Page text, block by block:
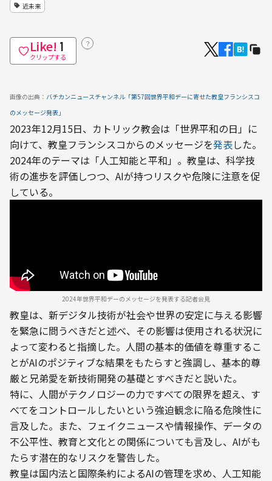
近未来
Like! 1
クリップする
？
画像の出典： バチカンニュースチャンネル「第57回世界平和デーに寄せた教皇フランシスコ
のメッセージ発表」
2023年12月15日、カトリック教会は「世界平和の日」に
向けて、教皇フランシスコからのメッセージを発表した。
2024年のテーマは「人工知能と平和」。教皇は、科学技
術の進歩を評価しつつ、AIが持つリスクや危険に注意を促
している。
2024年世界平和デーのメッセージを発表する記者会見
教皇は、新デジタル技術が社会や世界の安定に与える影響
を緊急に問うべきだと述べ、その影響は使用される状況に
よって変わると指摘した。人間の基本的価値を尊重するこ
とがAIのポジティブな結果をもたらすと強調し、基本的尊
厳と兄弟愛を新技術開発の基礎とすべきだと説いた。
特に、人間がテクノロジーの力ですべての限界を超え、す
べてをコントロールしたいという強迫観念に陥る危険性に
言及した​​。また、フェイクニュースや情報操作、データの
不公平性、教育と文化との関係についても言及し、AIがも
たらす潜在的なリスクを警告した。
教皇は国内法と国際条約によるAIの管理を求め、人工知能